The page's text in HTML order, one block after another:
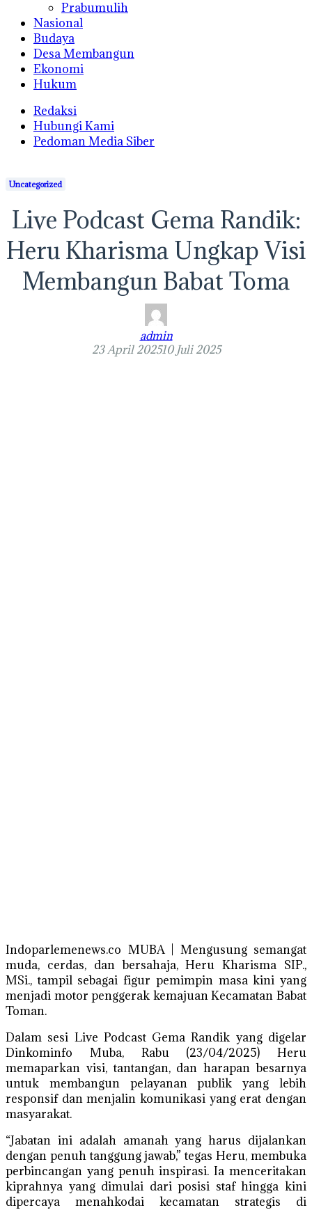
Prabumulih
Nasional
Budaya
Desa Membangun
Ekonomi
Hukum
Redaksi
Hubungi Kami
Pedoman Media Siber
Uncategorized
Live Podcast Gema Randik:
Heru Kharisma Ungkap Visi
Membangun Babat Toma
admin
23 April 202510 Juli 2025
Indoparlemenews.co MUBA | Mengusung semangat
muda, cerdas, dan bersahaja, Heru Kharisma SIP.,
MSi., tampil sebagai figur pemimpin masa kini yang
menjadi motor penggerak kemajuan Kecamatan Babat
Toman.
Dalam sesi Live Podcast Gema Randik yang digelar
Dinkominfo Muba, Rabu (23/04/2025) Heru
memaparkan visi, tantangan, dan harapan besarnya
untuk membangun pelayanan publik yang lebih
responsif dan menjalin komunikasi yang erat dengan
masyarakat.
“Jabatan ini adalah amanah yang harus dijalankan
dengan penuh tanggung jawab,” tegas Heru, membuka
perbincangan yang penuh inspirasi. Ia menceritakan
kiprahnya yang dimulai dari posisi staf hingga kini
dipercaya menahkodai kecamatan strategis di